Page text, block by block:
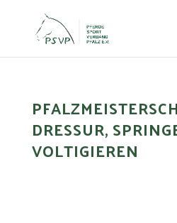
DRESSUR,
VOLTIGIEREN